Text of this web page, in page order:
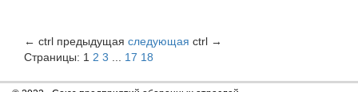
← ctrl предыдущая следующая ctrl →
Страницы: 1 2 3 17 18